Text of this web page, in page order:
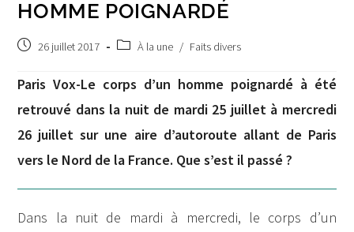
HOMME POIGNARDÉ
Post26 juillet 2017
PostÀ la une / Faits divers
Paris Vox-Le corps d’un homme poignardé à été
retrouvé dans la nuit de mardi 25 juillet à mercredi
26 juillet sur une aire d’autoroute allant de Paris
vers le Nord de la France. Que s’est il passé ?
Dans la nuit de mardi à mercredi, le corps d’un